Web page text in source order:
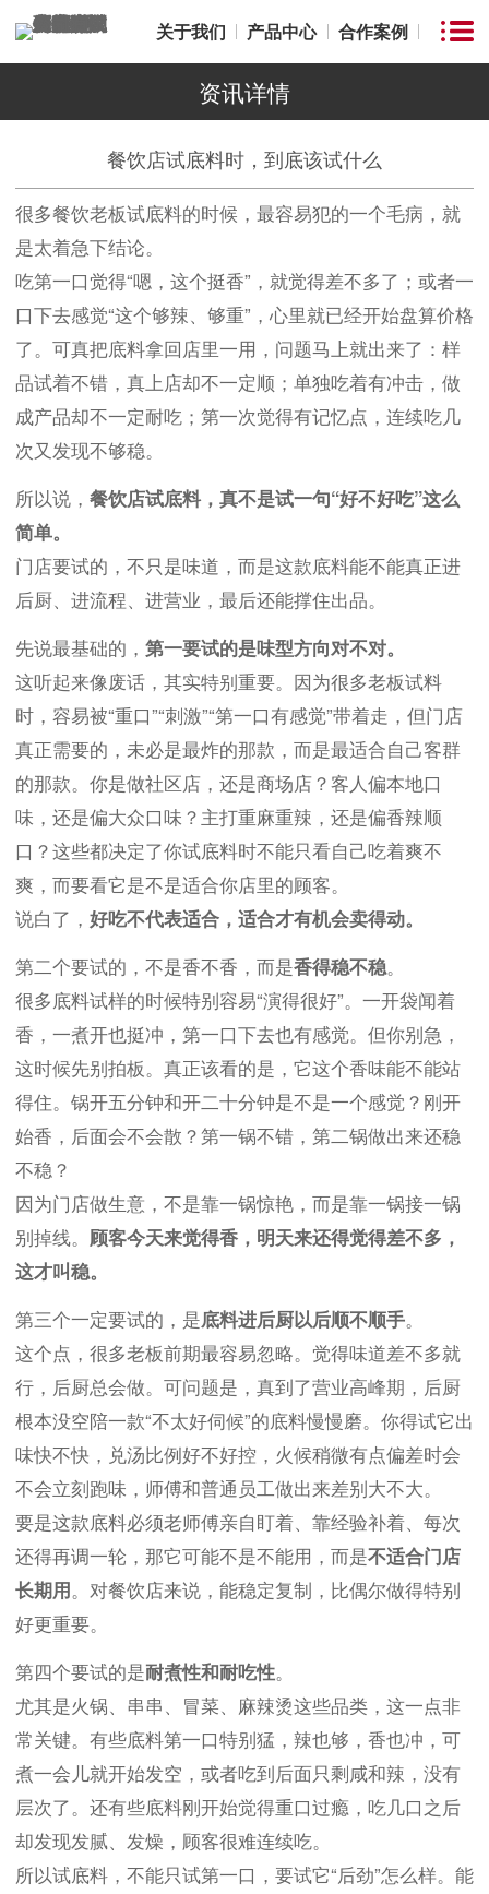
关于我们 产品中心 合作案例
资讯详情
餐饮店试底料时，到底该试什么
很多餐饮老板试底料的时候，最容易犯的一个毛病，就
是太着急下结论。
吃第一口觉得“嗯，这个挺香”，就觉得差不多了；或者一
口下去感觉“这个够辣、够重”，心里就已经开始盘算价格
了。可真把底料拿回店里一用，问题马上就出来了：样
品试着不错，真上店却不一定顺；单独吃着有冲击，做
成产品却不一定耐吃；第一次觉得有记忆点，连续吃几
次又发现不够稳。
所以说， 餐饮店试底料，真不是试一句“好不好吃”这么
简单。
门店要试的，不只是味道，而是这款底料能不能真正进
后厨、进流程、进营业，最后还能撑住出品。
先说最基础的， 第一要试的是味型方向对不对。
这听起来像废话，其实特别重要。因为很多老板试料
时，容易被“重口”“刺激”“第一口有感觉”带着走，但门店
真正需要的，未必是最炸的那款，而是最适合自己客群
的那款。你是做社区店，还是商场店？客人偏本地口
味，还是偏大众口味？主打重麻重辣，还是偏香辣顺
口？这些都决定了你试底料时不能只看自己吃着爽不
爽，而要看它是不是适合你店里的顾客。
说白了， 好吃不代表适合，适合才有机会卖得动。
第二个要试的，不是香不香，而是香得稳不稳。
很多底料试样的时候特别容易“演得很好”。一开袋闻着
香，一煮开也挺冲，第一口下去也有感觉。但你别急，
这时候先别拍板。真正该看的是，它这个香味能不能站
得住。锅开五分钟和开二十分钟是不是一个感觉？刚开
始香，后面会不会散？第一锅不错，第二锅做出来还稳
不稳？
因为门店做生意，不是靠一锅惊艳，而是靠一锅接一锅
别掉线。 顾客今天来觉得香，明天来还得觉得差不多，
这才叫稳。
第三个一定要试的，是底料进后厨以后顺不顺手。
这个点，很多老板前期最容易忽略。觉得味道差不多就
行，后厨总会做。可问题是，真到了营业高峰期，后厨
根本没空陪一款“不太好伺候”的底料慢慢磨。你得试它出
味快不快，兑汤比例好不好控，火候稍微有点偏差时会
不会立刻跑味，师傅和普通员工做出来差别大不大。
要是这款底料必须老师傅亲自盯着、靠经验补着、每次
还得再调一轮，那它可能不是不能用，而是不适合门店
长期用。对餐饮店来说，能稳定复制，比偶尔做得特别
好更重要。
第四个要试的是耐煮性和耐吃性。
尤其是火锅、串串、冒菜、麻辣烫这些品类，这一点非
常关键。有些底料第一口特别猛，辣也够，香也冲，可
煮一会儿就开始发空，或者吃到后面只剩咸和辣，没有
层次了。还有些底料刚开始觉得重口过瘾，吃几口之后
却发现发腻、发燥，顾客很难连续吃。
所以试底料，不能只试第一口，要试它“后劲”怎么样。能